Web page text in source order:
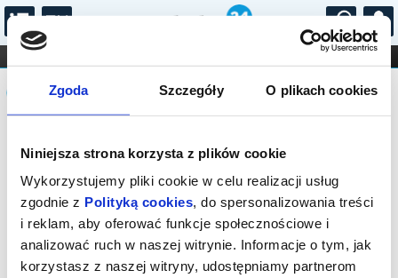
Zgoda Szczegóły O plikach cookies
Niniejsza strona korzysta z plików cookie
Wykorzystujemy pliki cookie w celu realizacji usług
zgodnie z Polityką cookies, do spersonalizowania treści
i reklam, aby oferować funkcje społecznościowe i
analizować ruch w naszej witrynie. Informacje o tym, jak
korzystasz z naszej witryny, udostępniamy partnerom
...
FILHARMONIA OPERA I BALET
STAND-UP
DLA DZIECI
Komunikat
Sprzedaż biletów on-line na wydarzenie
została zakończona.